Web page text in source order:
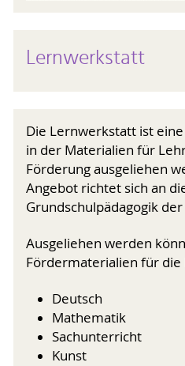
Lernwerkstatt
Die Lernwerkstatt ist eine
in der Materialien für
Förderung ausgeliehen
Angebot richtet sich an
Grundschulpädagogik
Ausgeliehen werden
Fördermaterialien für die
Deutsch
Mathematik
Sachunterricht
Kunst